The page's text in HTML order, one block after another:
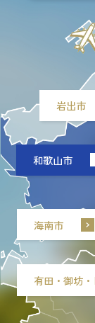
和歌山市
岩出市
海南市
有田・御坊